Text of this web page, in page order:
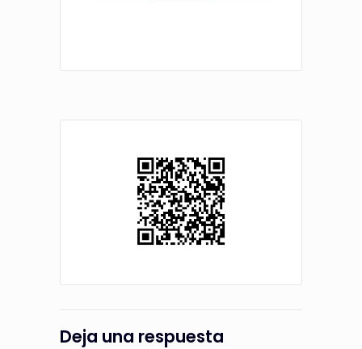
Deja una respuesta